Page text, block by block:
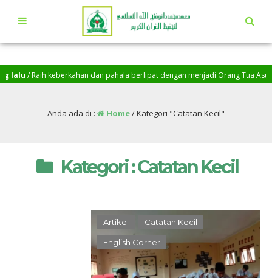
/ Raih keberkahan dan pahala berlipat dengan menjadi Orang Tua Asuh
Fathahillah, Baarakallah…
Anda ada di : Home/Kategori "Catatan Kecil"
Kategori : Catatan Kecil
Artikel Catatan Kecil
English Corner